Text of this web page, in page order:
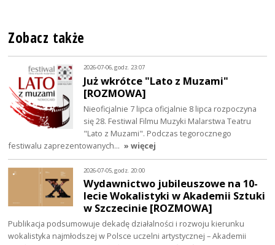
Zobacz także
2026-07-06, godz. 23:07
Już wkrótce "Lato z Muzami"
[ROZMOWA]
Nieoficjalnie 7 lipca oficjalnie 8 lipca rozpoczyna
się 28. Festiwal Filmu Muzyki Malarstwa Teatru
"Lato z Muzami". Podczas tegorocznego
festiwalu zaprezentowanych… » więcej
2026-07-05, godz. 20:00
Wydawnictwo jubileuszowe na 10-
lecie Wokalistyki w Akademii Sztuki
w Szczecinie [ROZMOWA]
Publikacja podsumowuje dekadę działalności i rozwoju kierunku
wokalistyka najmłodszej w Polsce uczelni artystycznej – Akademii